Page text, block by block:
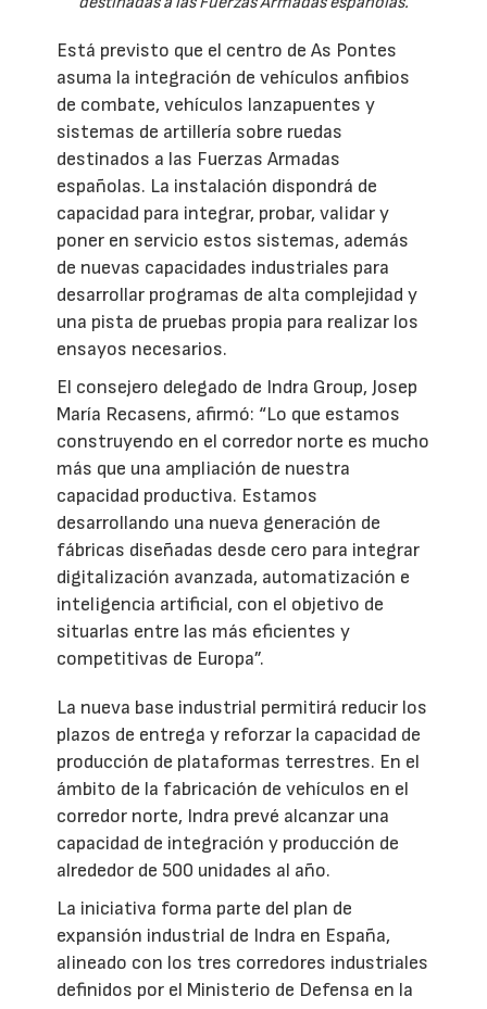
Está previsto que el centro de As Pontes
asuma la integración de vehículos anfibios
de combate, vehículos lanzapuentes y
sistemas de artillería sobre ruedas
destinados a las Fuerzas Armadas
españolas. La instalación dispondrá de
capacidad para integrar, probar, validar y
poner en servicio estos sistemas, además
de nuevas capacidades industriales para
desarrollar programas de alta complejidad y
una pista de pruebas propia para realizar los
ensayos necesarios.
El consejero delegado de Indra Group, Josep
María Recasens, afirmó: “Lo que estamos
construyendo en el corredor norte es mucho
más que una ampliación de nuestra
capacidad productiva. Estamos
desarrollando una nueva generación de
fábricas diseñadas desde cero para integrar
digitalización avanzada, automatización e
inteligencia artificial, con el objetivo de
situarlas entre las más eficientes y
competitivas de Europa”.
La nueva base industrial permitirá reducir los
plazos de entrega y reforzar la capacidad de
producción de plataformas terrestres. En el
ámbito de la fabricación de vehículos en el
corredor norte, Indra prevé alcanzar una
capacidad de integración y producción de
alrededor de 500 unidades al año.
La iniciativa forma parte del plan de
expansión industrial de Indra en España,
alineado con los tres corredores industriales
definidos por el Ministerio de Defensa en la